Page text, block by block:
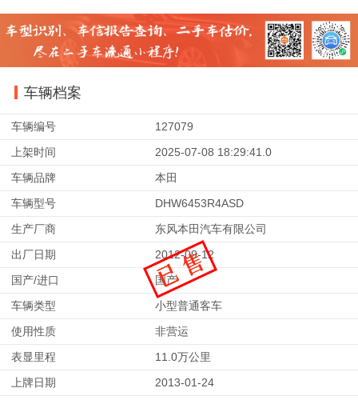
车辆档案
车辆编号
127079
上架时间
2025-07-08 18:29:41.0
车辆品牌
本田
车辆型号
DHW6453R4ASD
生产厂商
东风本田汽车有限公司
出厂日期
2012-09-12
国产/进口
国产
车辆类型
小型普通客车
使用性质
非营运
表显里程
11.0万公里
上牌日期
2013-01-24